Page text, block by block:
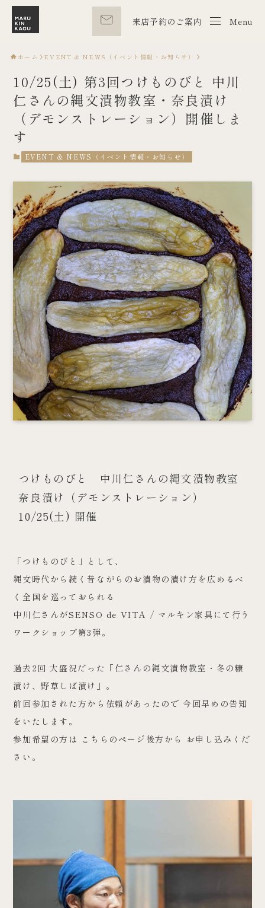
来店予約のご案内 Menu
Menu
ホーム EVENT & NEWS（イベント情報・お知らせ）
10/25(土) 第3回つけものびと 中川
仁さんの縄文漬物教室・奈良漬け
（デモンストレーション）開催しま
す
EVENT & NEWS（イベント情報・お知らせ）
つけものびと　中川仁さんの縄文漬物教室
奈良漬け（デモンストレーション）
10/25(土) 開催
「つけものびと」として、
縄文時代から続く昔ながらのお漬物の漬け方を広めるべ
く全国を巡っておられる
中川仁さんがSENSO de VITA / マルキン家具にて行う
ワークショップ第3弾。
過去2回 大盛況だった「仁さんの縄文漬物教室・冬の糠
漬け、野草しば漬け」。
前回参加された方から依頼があったので 今回早めの告知
をいたします。
参加希望の方は こちらのページ後方から お申し込みくだ
さい。